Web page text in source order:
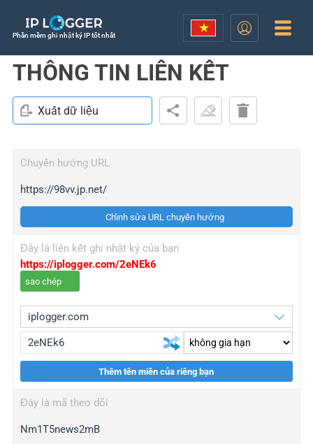
Phần mềm ghi nhật ký IP tốt nhất
THÔNG TIN LIÊN KẾT
Xuất dữ liệu
Chuyển hướng URL
https://98vv.jp.net/
Chỉnh sửa URL chuyển hướng
Đây là liên kết ghi nhật ký của bạn
https://iplogger.com/2eNEk6
sao chép
wl.gl
ed.tc
Thêm tên miền của riêng bạn
Đây là mã theo dõi
Nm1T5news2mB